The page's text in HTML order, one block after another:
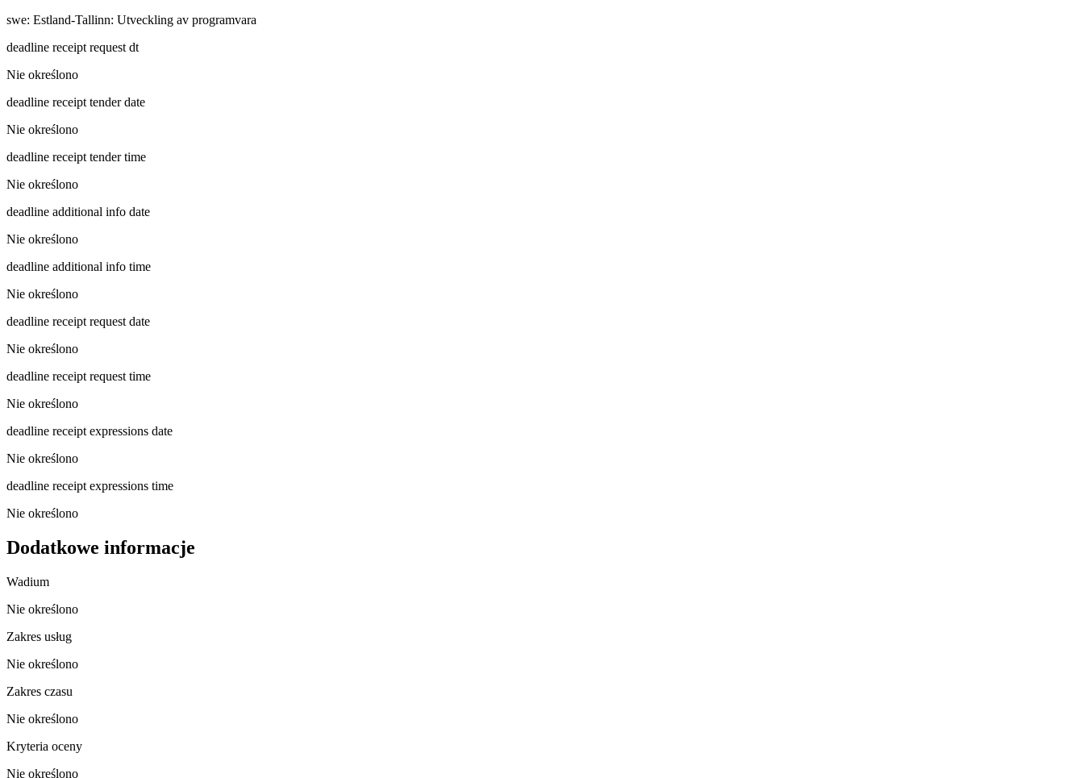
swe: Estland-Tallinn: Utveckling av programvara
deadline receipt request dt
Nie określono
deadline receipt tender date
Nie określono
deadline receipt tender time
Nie określono
deadline additional info date
Nie określono
deadline additional info time
Nie określono
deadline receipt request date
Nie określono
deadline receipt request time
Nie określono
deadline receipt expressions date
Nie określono
deadline receipt expressions time
Nie określono
Dodatkowe informacje
Wadium
Nie określono
Zakres usług
Nie określono
Zakres czasu
Nie określono
Kryteria oceny
Nie określono